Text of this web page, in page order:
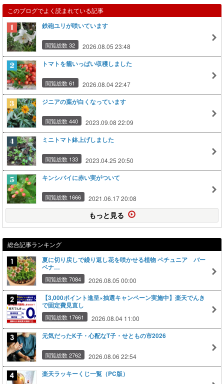
このブログでよく読まれている記事
鉄砲ユリが咲いています
閲覧総数 32 2026.08.05 23:48
トマトを籠いっぱい収穫しました
閲覧総数 61 2026.08.04 22:47
ジニアの葉が白くなっています
閲覧総数 440 2023.09.08 22:09
ミニトマト鉢上げしました
閲覧総数 133 2023.04.25 20:50
キンシバイに赤い実がついて
閲覧総数 1666 2021.06.17 20:08
もっと見る
総合記事ランキング
夏に切り戻しで繰り返し花を咲かせる植物 ペチュニア バー
ベナ…
閲覧総数 7084 2026.08.05 00:00
【3,000ポイント進呈×抽選キャンペーン実施中】楽天でんき
で固定費見直し
閲覧総数 17661 2026.08.04 11:00
元気だったK子・心配なT子・せともの市2026
閲覧総数 2762 2026.08.06 22:54
楽天ラッキーくじ一覧（PC版）